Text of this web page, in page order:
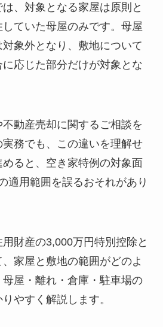
、対象となる家屋は原則と
ていた母屋のみです。母屋
象外となり、敷地について
応じた部分だけが対象とな
動産売却に関するご相談を
務でも、この違いを理解せ
ると、空き家特例の対象面
適用範囲を誤るおそれがあり
財産の3,000万円特別控除と
家屋と敷地の範囲がどのよ
屋・離れ・倉庫・駐車場の
やすく解説します。